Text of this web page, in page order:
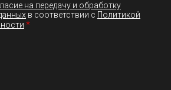
на передачу и обработку
в соответствии с Политикой
*